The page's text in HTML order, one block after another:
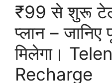
₹99 से शुरू
प्लान – जानिए
मिलेगा।
Recharge